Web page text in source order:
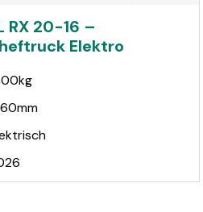
RX 20-16 –
Elektro